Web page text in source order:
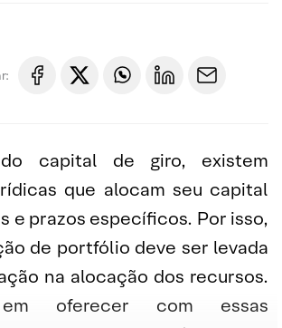
capital de giro, existem
que alocam seu capital
e prazos específicos. Por isso,
de portfólio deve ser levada
na alocação dos recursos.
em oferecer com essas